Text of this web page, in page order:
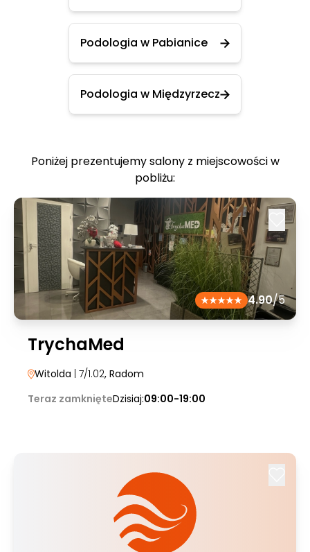
Podologia w Pabianice
Podologia w Międzyrzecz
Poniżej prezentujemy salony z miejscowości w
pobliżu:
4.90/5
TrychaMed
Witolda | 7/1.02, Radom
Teraz zamknięteDzisiaj:09:00-19:00